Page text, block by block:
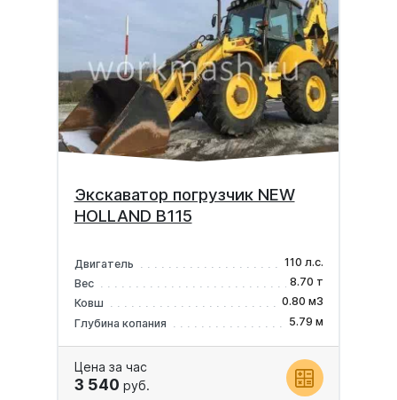
Экскаватор погрузчик NEW
HOLLAND B115
Двигатель
110 л.с.
Вес
8.70 т
Ковш
0.80 м3
Глубина копания
5.79 м
Цена за час
3 540 руб.